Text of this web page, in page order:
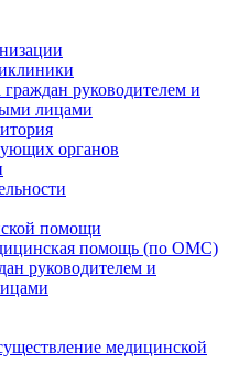
руководителем и
лицами
органов
помощи
помощь (по ОМС)
руководителем и
медицинской